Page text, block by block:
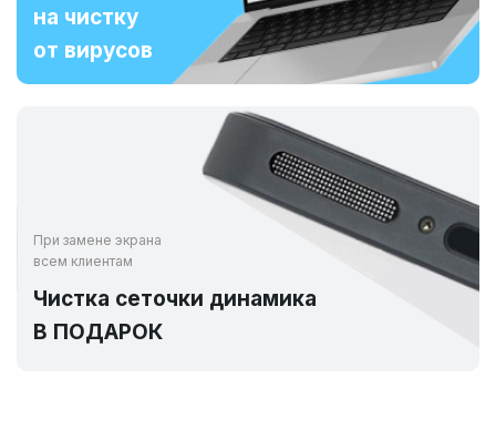
на чистку
от вирусов
При замене экрана
всем клиентам
Чистка сеточки динамика
В ПОДАРОК